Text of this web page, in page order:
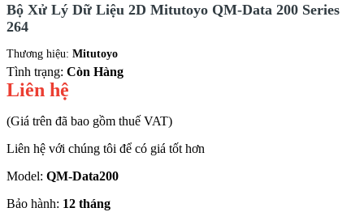
Bộ Xử Lý Dữ Liệu 2D Mitutoyo QM-Data 200 Series
264
Thương hiệu: Mitutoyo
Tình trạng: Còn Hàng
Liên hệ
(Giá trên đã bao gồm thuế VAT)
Liên hệ với chúng tôi để có giá tốt hơn
Model: QM-Data200
Bảo hành: 12 tháng